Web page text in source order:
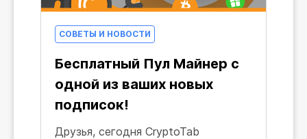
СОВЕТЫ И НОВОСТИ
Бесплатный Пул Майнер с
одной из ваших новых
подписок!
Друзья, сегодня CryptoTab